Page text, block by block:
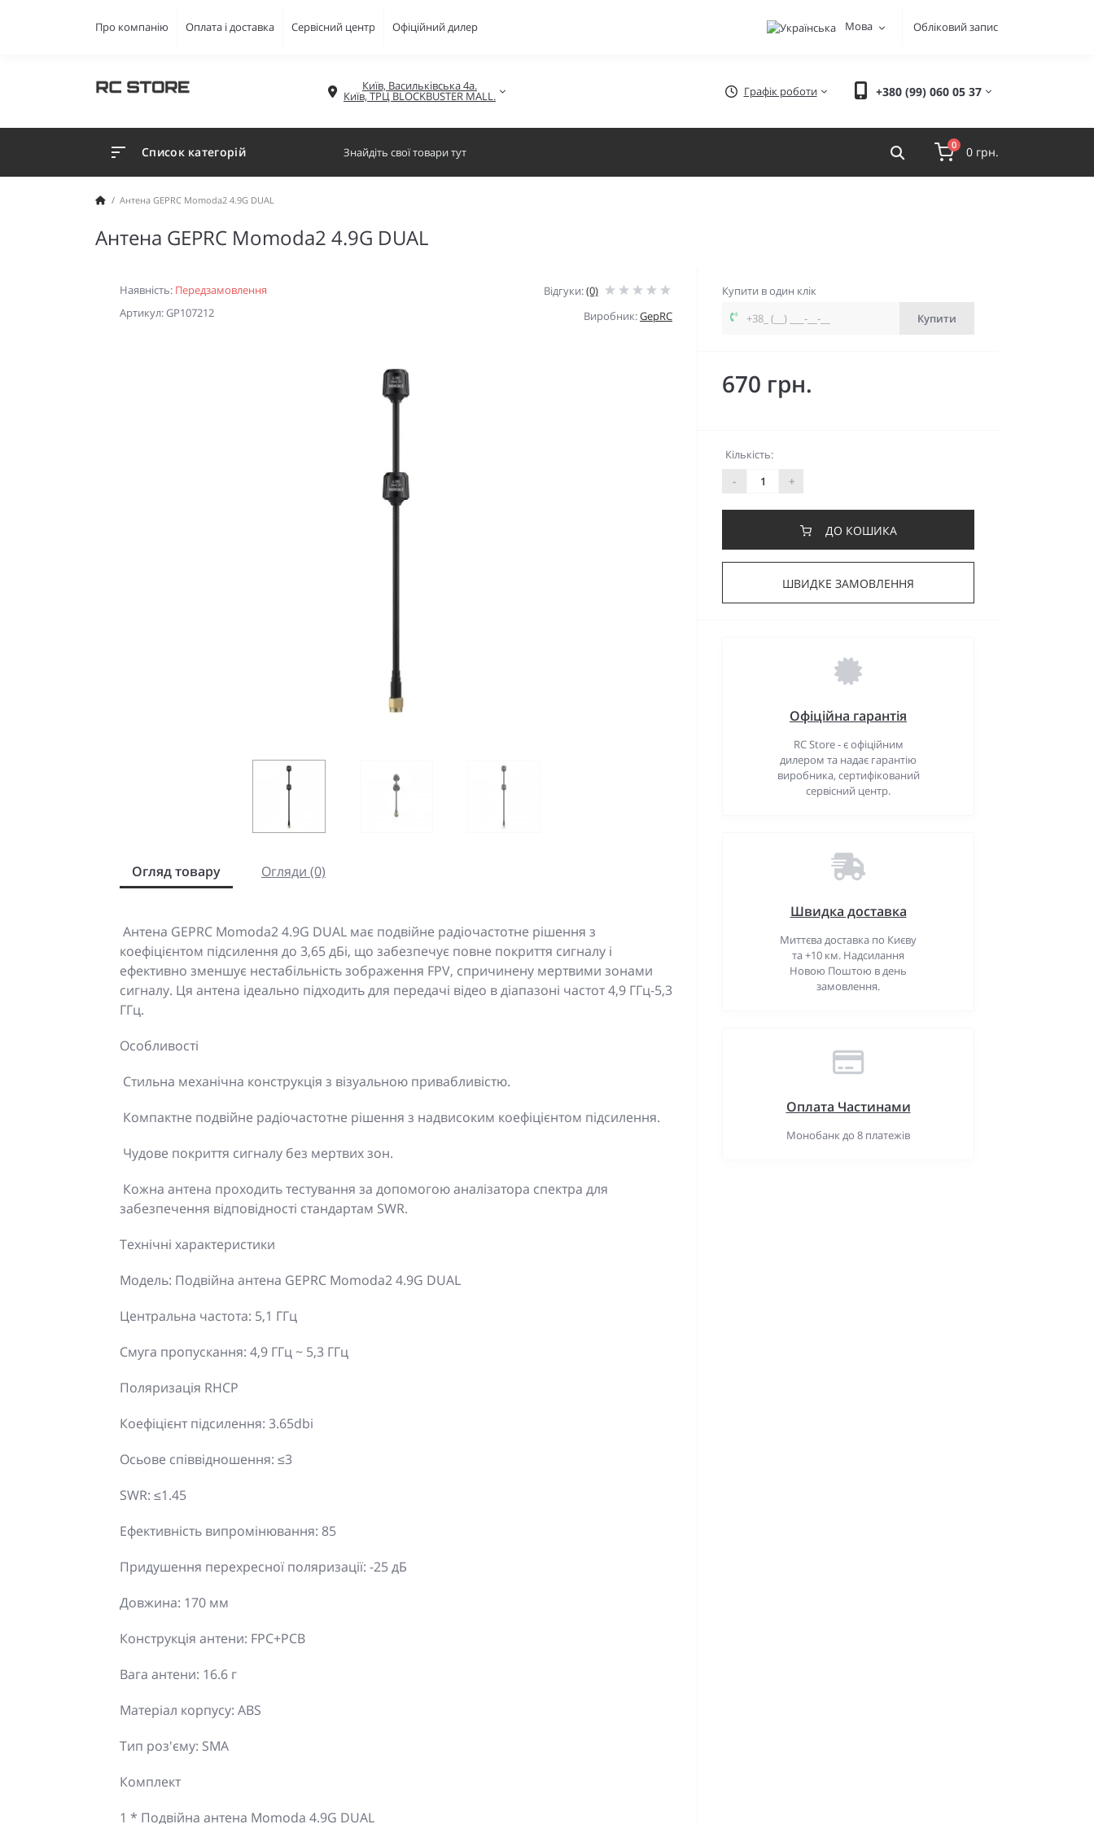
Про компанію Оплата і доставка Сервісний центр Офіційний дилер Мова Обліковий запис
Київ, Васильківська 4а.
Київ, ТРЦ BLOCKBUSTER MALL. Графік роботи +380 (99) 060 05 37
Список категорій 0 0 грн.
Антена GEPRC Momoda2 4.9G DUAL
Антена GEPRC Momoda2 4.9G DUAL
Наявність: Передзамовлення
Артикул: GP107212
Відгуки:(0)
Виробник:GepRC
Огляд товару Огляди (0)
Антена GEPRC Momoda2 4.9G DUAL має подвійне радіочастотне рішення з
коефіцієнтом підсилення до 3,65 дБі, що забезпечує повне покриття сигналу і
ефективно зменшує нестабільність зображення FPV, спричинену мертвими зонами
сигналу. Ця антена ідеально підходить для передачі відео в діапазоні частот 4,9 ГГц-5,3
ГГц.
Особливості
Стильна механічна конструкція з візуальною привабливістю.
Компактне подвійне радіочастотне рішення з надвисоким коефіцієнтом підсилення.
Чудове покриття сигналу без мертвих зон.
Кожна антена проходить тестування за допомогою аналізатора спектра для
забезпечення відповідності стандартам SWR.
Технічні характеристики
Модель: Подвійна антена GEPRC Momoda2 4.9G DUAL
Центральна частота: 5,1 ГГц
Смуга пропускання: 4,9 ГГц ~ 5,3 ГГц
Поляризація RHCP
Коефіцієнт підсилення: 3.65dbi
Осьове співвідношення: ≤3
SWR: ≤1.45
Ефективність випромінювання: 85
Придушення перехресної поляризації: -25 дБ
Довжина: 170 мм
Конструкція антени: FPC+PCB
Вага антени: 16.6 г
Матеріал корпусу: ABS
Тип роз'єму: SMA
Комплект
1 * Подвійна антена Momoda 4.9G DUAL
Купити в один клік
Купити
670 грн.
Кількість:
-
+
ДО КОШИКА
ШВИДКЕ ЗАМОВЛЕННЯ
Офіційна гарантія
RC Store - є офіційним
дилером та надає гарантію
виробника, сертифікований
сервісний центр.
Швидка доставка
Миттєва доставка по Києву
та +10 км. Надсилання
Новою Поштою в день
замовлення.
Оплата Частинами
Монобанк до 8 платежів